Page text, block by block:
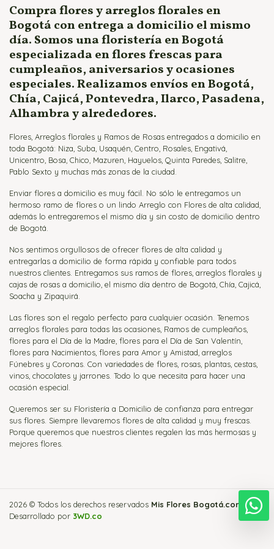
Flores para Nacimientos
Ramos para Aniversario
Compra flores y arreglos florales en
Bogotá con entrega a domicilio el mismo
día. Somos una floristería en Bogotá
especializada en flores frescas para
cumpleaños, aniversarios y ocasiones
especiales. Realizamos envíos en Bogotá,
Chía, Cajicá, Pontevedra, Ilarco, Pasadena,
Alhambra y alrededores.
Flores, Arreglos florales y Ramos de Rosas entregados a domicilio en
toda Bogotá: Niza, Suba, Usaquén, Centro, Rosales, Engativá,
Unicentro, Bosa, Chico, Mazuren, Hayuelos, Quinta Paredes, Salitre,
Pablo Sexto y muchas más zonas de la ciudad.
Enviar flores a domicilio es muy fácil. No sólo le entregamos un
hermoso ramo de flores o un lindo Arreglo con Flores de alta calidad,
además lo entregaremos el mismo día y sin costo de domicilio dentro
de Bogotá.
Nos sentimos orgullosos de ofrecer flores de alta calidad y
entregarlas a domicilio de forma rápida y confiable para todos
nuestros clientes. Entregamos sus ramos de flores, arreglos florales y
cajas de rosas a domicilio, el mismo día dentro de Bogotá, Chía, Cajicá,
Soacha y Zipaquirá.
Las flores son el regalo perfecto para cualquier ocasión. Tenemos
arreglos florales para todas las ocasiones, Ramos de cumpleaños,
flores para el Día de la Madre, flores para el Día de San Valentín,
flores para Nacimientos, flores para Amor y Amistad, arreglos
Fúnebres y Coronas. Con variedades de flores, rosas, plantas, cestas,
vinos, chocolates y jarrones. Todo lo que necesita para hacer una
ocasión especial.
Queremos ser su Floristería a Domicilio de confianza para entregar
sus flores. Siempre llevaremos flores de alta calidad y muy frescas.
Porque queremos que nuestros clientes regalen las más hermosas y
mejores flores.
2026 © Todos los derechos reservados Mis Flores Bogotá.com
Desarrollado por 3WD.co